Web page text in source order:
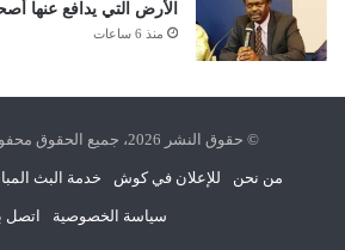
الأرض التي يدافع عنها
منذ 6 ساعات
© حقوق النشر 2026، جميع الحقوق محفوظة | كوش نيوز
من نحن للإعلان في كوش خدمة البث
سياسة الخصوصية اتصل